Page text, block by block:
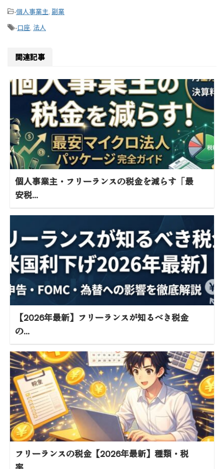
-個人事業主, 副業
-口座, 法人
関連記事
個人事業主・フリーランスの税金を減らす「最
安税...
【2026年最新】フリーランスが知るべき税金
の...
フリーランスの税金【2026年最新】種類・税